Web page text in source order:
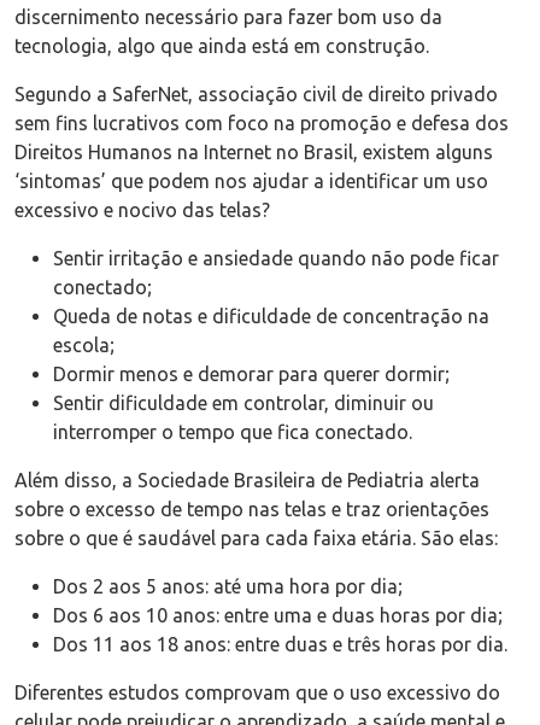
discernimento necessário para fazer bom uso da
tecnologia, algo que ainda está em construção.
Segundo a SaferNet, associação civil de direito privado
sem fins lucrativos com foco na promoção e defesa dos
Direitos Humanos na Internet no Brasil, existem alguns
‘sintomas’ que podem nos ajudar a identificar um uso
excessivo e nocivo das telas?
Sentir irritação e ansiedade quando não pode ficar
conectado;
Queda de notas e dificuldade de concentração na
escola;
Dormir menos e demorar para querer dormir;
Sentir dificuldade em controlar, diminuir ou
interromper o tempo que fica conectado.
Além disso, a Sociedade Brasileira de Pediatria alerta
sobre o excesso de tempo nas telas e traz orientações
sobre o que é saudável para cada faixa etária. São elas:
Dos 2 aos 5 anos: até uma hora por dia;
Dos 6 aos 10 anos: entre uma e duas horas por dia;
Dos 11 aos 18 anos: entre duas e três horas por dia.
Diferentes estudos comprovam que o uso excessivo do